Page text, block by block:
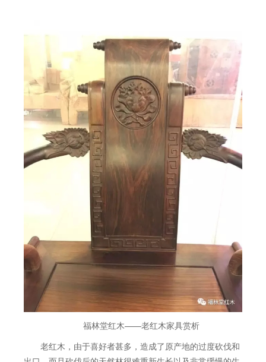
福林堂红木——老红木家具赏析
老红木，由于喜好者甚多，造成了原产地的过度砍伐和